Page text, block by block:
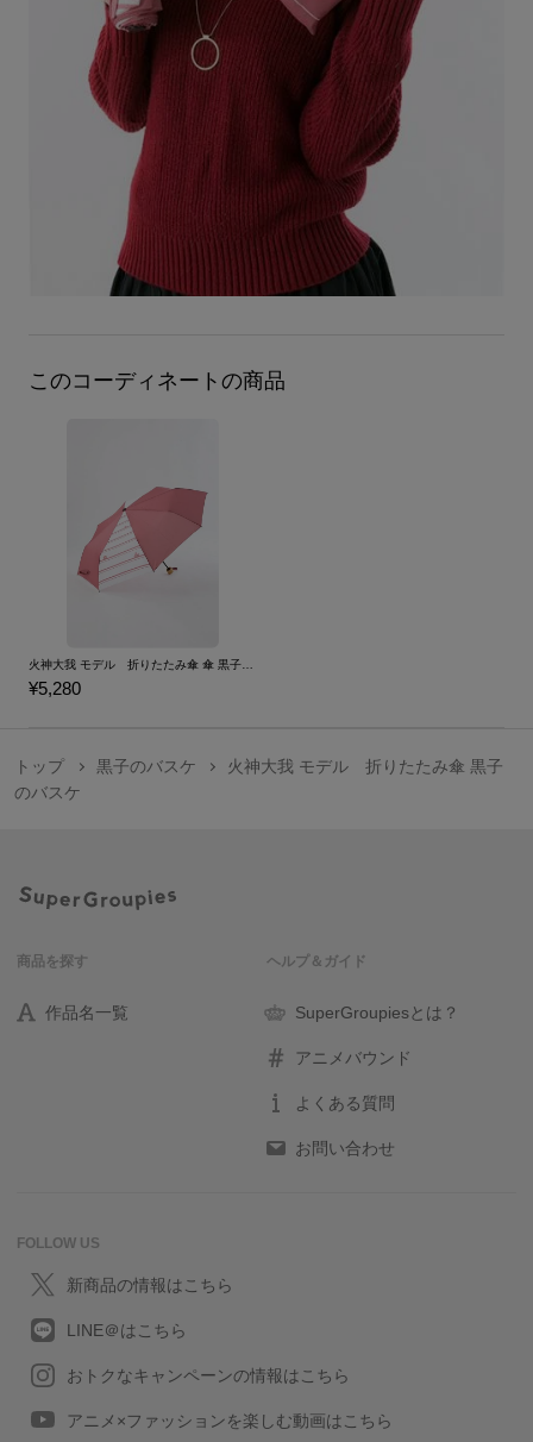
このコーディネートの商品
¥5,280
トップ 黒子のバスケ
火神大我 モデル 折りたたみ傘 黒子
のバスケ
商品を探す
作品名一覧
ヘルプ＆ガイド
SuperGroupiesとは？
アニメバウンド
よくある質問
お問い合わせ
FOLLOW US
新商品の情報はこちら
LINE＠はこちら
おトクなキャンペーンの情報はこちら
アニメ×ファッションを楽しむ動画はこちら